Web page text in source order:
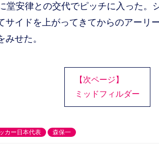
安律との交代でピッチに入った。
サイドを上がってきてからのアーリ
せた。
【次ページ】
ミッドフィルダー
カー日本代表 森保一